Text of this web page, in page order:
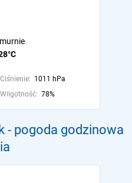
Ciśnienie: 1011 hPa
Wilgotność: 78%
- pogoda godzinowa